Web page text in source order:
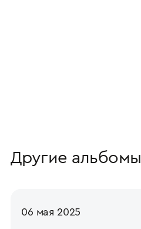
Другие альбомы
06 мая 2025